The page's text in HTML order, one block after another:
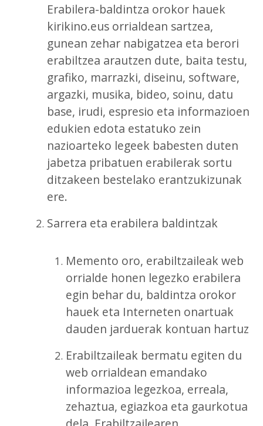
Erabilera-baldintza orokor hauek
kirikino.eus orrialdean sartzea,
gunean zehar nabigatzea eta berori
erabiltzea arautzen dute, baita testu,
grafiko, marrazki, diseinu, software,
argazki, musika, bideo, soinu, datu
base, irudi, espresio eta informazioen
edukien edota estatuko zein
nazioarteko legeek babesten duten
jabetza pribatuen erabilerak sortu
ditzakeen bestelako erantzukizunak
ere.
Sarrera eta erabilera baldintzak
Memento oro, erabiltzaileak web
orrialde honen legezko erabilera
egin behar du, baldintza orokor
hauek eta Interneten onartuak
dauden jarduerak kontuan hartuz
Erabiltzaileak bermatu egiten du
web orrialdean emandako
informazioa legezkoa, erreala,
zehaztua, egiazkoa eta gaurkotua